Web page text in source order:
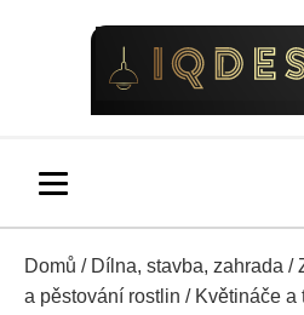
Domů / Dílna, stavba, zahrada /
a pěstování rostlin / Květináče a